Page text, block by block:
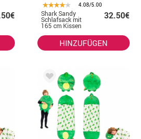
4.08/5.00
Shark Sandy
Schlafsack mit
165 cm Kissen
32.50€
HINZUFÜGEN